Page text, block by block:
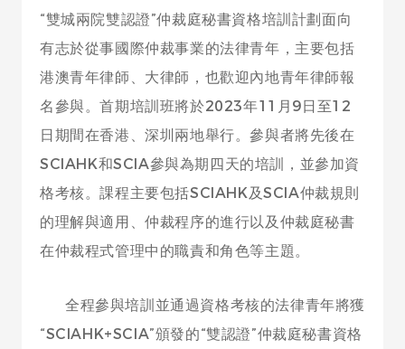
“雙城兩院雙認證”仲裁庭秘書資格培訓計劃面向
有志於從事國際仲裁事業的法律青年，主要包括
港澳青年律師、大律師，也歡迎內地青年律師報
名參與。首期培訓班將於2023年11月9日至12
日期間在香港、深圳兩地舉行。參與者將先後在
SCIAHK和SCIA參與為期四天的培訓，並參加資
格考核。課程主要包括SCIAHK及SCIA仲裁規則
的理解與適用、仲裁程序的進行以及仲裁庭秘書
在仲裁程式管理中的職責和角色等主題。
全程參與培訓並通過資格考核的法律青年將獲
“SCIAHK+SCIA”頒發的“雙認證”仲裁庭秘書資格